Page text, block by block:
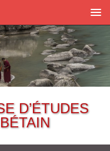
D’ÉTUDES